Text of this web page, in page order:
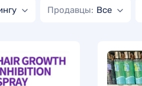
Продавцы: Все